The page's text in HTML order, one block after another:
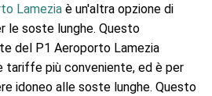
Lamezia è un'altra opzione di
le soste lunghe. Questo
del P1 Aeroporto Lamezia
tariffe più conveniente, ed è per
idoneo alle soste lunghe. Questo